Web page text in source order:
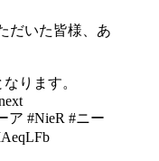
だいた皆様、あ
ります。
ア #NieR #ニー